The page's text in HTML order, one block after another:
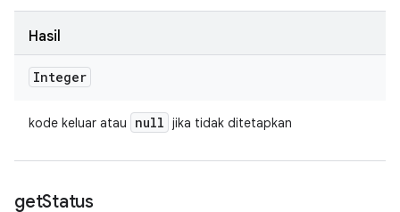
Hasil
Integer
kode keluar atau null jika tidak ditetapkan
getStatus